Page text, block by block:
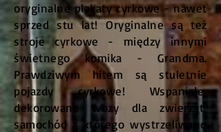
oryginalne plakaty cyrkowe - nawet
sprzed stu lat! Oryginalne są też
stroje cyrkowe - między innymi
świetnego komika - Grandma.
Prawdziwym hitem są stuletnie
pojazdy cyrkowe! Wspaniałe,
dekorowane wozy dla zwierząt,
samochód z którego wystrzeliwano